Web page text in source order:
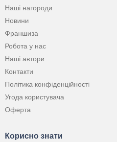
Наші нагороди
Новини
Франшиза
Робота у нас
Наші автори
Контакти
Політика конфіденційності
Угода користувача
Оферта
Корисно знати